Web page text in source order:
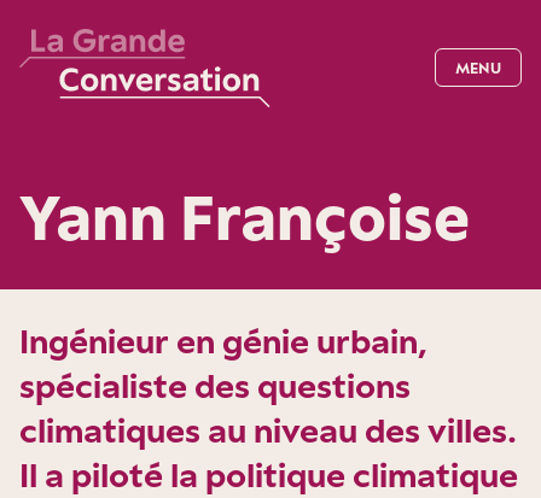
MENU
Yann Françoise
Ingénieur en génie urbain,
spécialiste des questions
climatiques au niveau des villes.
Il a piloté la politique climatique